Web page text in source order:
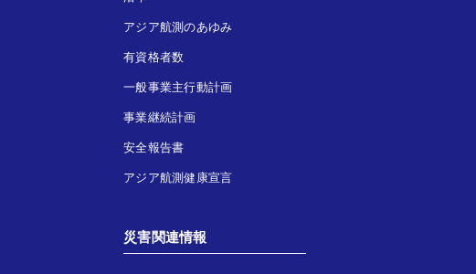
アジア航測のあゆみ
有資格者数
一般事業主行動計画
事業継続計画
安全報告書
アジア航測健康宣言
災害関連情報